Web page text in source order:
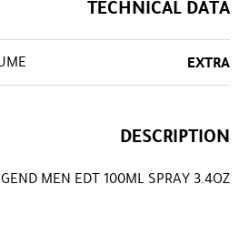
TECHNICAL DATA
EXTRA
DESCRIPTION
MEN EDT 100ML SPRAY 3.4OZ